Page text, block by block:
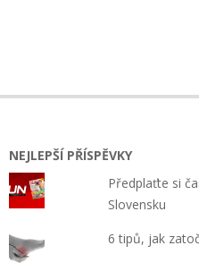
NEJLEPŠÍ PŘÍSPĚVKY
Předplaťte si
Slovensku
6 tipů, jak